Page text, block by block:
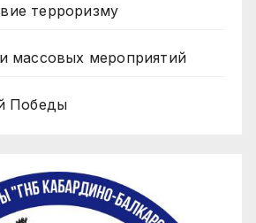
терроризму
массовых мероприятий
Победы